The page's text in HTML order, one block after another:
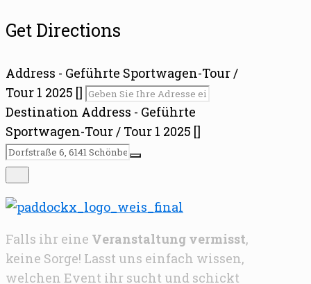
Get Directions
Address - Geführte Sportwagen-Tour /
Tour 1 2025 []
Destination Address - Geführte
Sportwagen-Tour / Tour 1 2025 []
Falls ihr eine Veranstaltung vermisst,
keine Sorge! Lasst uns einfach wissen,
welchen Event ihr sucht und schickt